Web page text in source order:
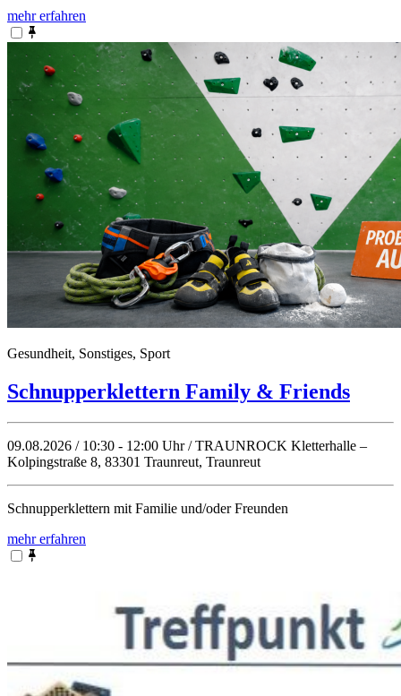
mehr erfahren
Gesundheit, Sonstiges, Sport
Schnupperklettern Family & Friends
09.08.2026 / 10:30 - 12:00 Uhr / TRAUNROCK Kletterhalle –
Kolpingstraße 8, 83301 Traunreut, Traunreut
Schnupperklettern mit Familie und/oder Freunden
mehr erfahren